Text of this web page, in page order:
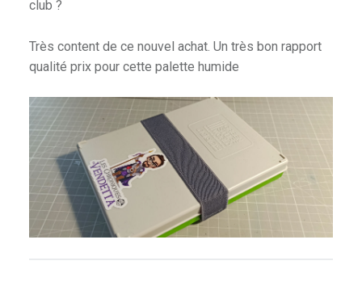
club ?
Très content de ce nouvel achat. Un très bon rapport
qualité prix pour cette palette humide